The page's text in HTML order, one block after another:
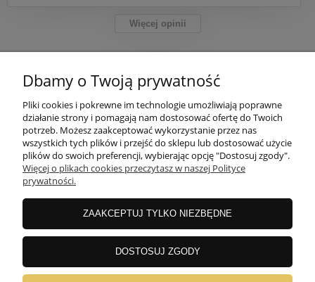
Więcej opinii
POMOC
MOJE KONTO
INFORMACJE
O NAS
Dbamy o Twoją prywatność
Pliki cookies i pokrewne im technologie umożliwiają poprawne
działanie strony i pomagają nam dostosować ofertę do Twoich
potrzeb. Możesz zaakceptować wykorzystanie przez nas
wszystkich tych plików i przejść do sklepu lub dostosować użycie
plików do swoich preferencji, wybierając opcję "Dostosuj zgody".
Więcej o plikach cookies przeczytasz w naszej Polityce
prywatności.
ZAAKCEPTUJ TYLKO NIEZBĘDNE
DOSTOSUJ ZGODY